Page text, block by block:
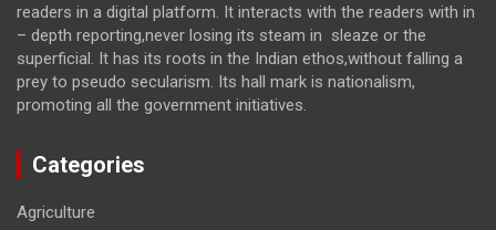
readers in a digital platform. It interacts with the readers with in
– depth reporting,never losing its steam in sleaze or the
superficial. It has its roots in the Indian ethos,without falling a
prey to pseudo secularism. Its hall mark is nationalism,
promoting all the government initiatives.
Categories
Agriculture